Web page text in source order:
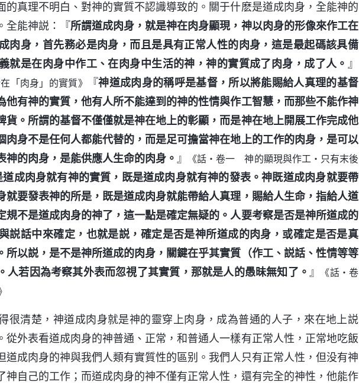
的真理不明白、對神的實質不認識導致的。關于什麽是道成肉身，全能神的
全能神説：『所謂道成肉身，就是神在肉身顯現，神以肉身的形像來作工在
肉身，首先務必是肉身，而且是具有正常人性的肉身，這是最起碼該具備
就是在肉身中作工、在肉身中生活的神，神的實質成了肉身，成了人。 』
「肉身」的實質》 『神道成肉身的稱呼是基督，所以將能賜給人真理的基督
他有神的實質，他有人所不能達到的神的性情與作工智慧，而那些不能作神
貨。所謂的基督不僅僅就是神在地上的彰顯，而是神在地上開展工作完成他
肉身不是任何人都能代替的，而是足可擔當神在地上的工作的肉身，是可以
的肉身，是能供應人生命的肉身。 』
《話・卷一 神的顯現與作工・只有末後
道成肉身就有神的實質，既是道成肉身就有神的發表。神既道成肉身就要帶
就要發表神的所是，既是道成肉身就能帶給人真理，賜給人生命，指給人道
規不是道成肉身的神了，這一點是確定無疑的。人要考察是否是神所道成的
説話中來確定，也就是説，確定是否是神所道成的肉身，或確定是否是真
所以説，是不是神所道成的肉身，關鍵在乎其實質（作工、説話、性情等等
人若因為考察其外表而忽視了其實質，那就是人的愚昧無知了。 』
《話・卷
很清楚，神道成肉身就是神的靈穿上肉身，成為普通的人子，來在地上説
從外表看道成肉身的神普通、正常，和普通人一樣有正常人性，正常地吃飯
道成肉身的神與我們人類有實質性的區别。我們人只有正常人性，但没有神
神自己的工作；而道成肉身的神不僅有正常人性，還有完全的神性，他能作